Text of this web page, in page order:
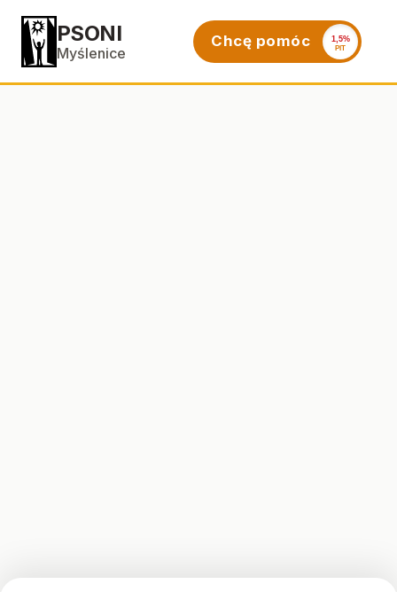
PSONI
Myślenice
Chcę pomóc 1,5%
PIT